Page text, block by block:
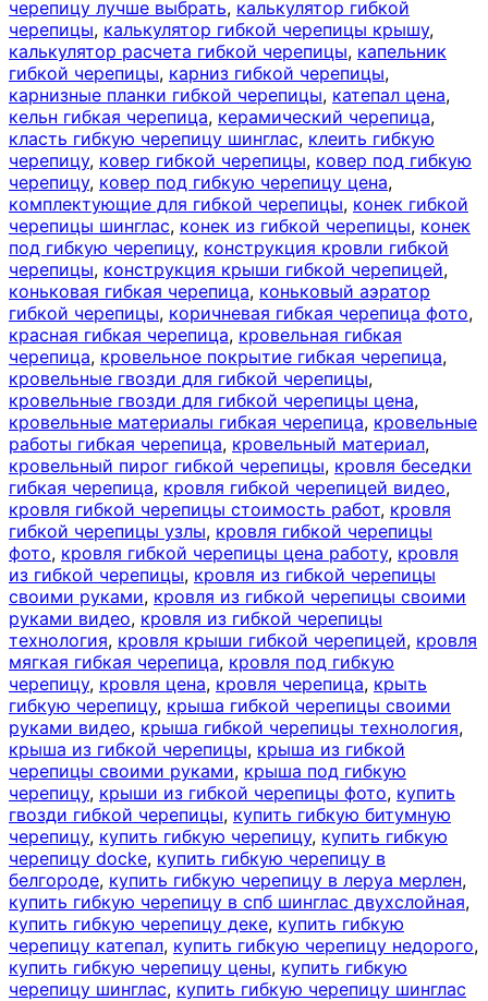
черепицу лучше выбрать, калькулятор гибкой
черепицы, калькулятор гибкой черепицы крышу,
калькулятор расчета гибкой черепицы, капельник
гибкой черепицы, карниз гибкой черепицы,
карнизные планки гибкой черепицы, катепал цена,
кельн гибкая черепица, керамический черепица,
класть гибкую черепицу шинглас, клеить гибкую
черепицу, ковер гибкой черепицы, ковер под гибкую
черепицу, ковер под гибкую черепицу цена,
комплектующие для гибкой черепицы, конек гибкой
черепицы шинглас, конек из гибкой черепицы, конек
под гибкую черепицу, конструкция кровли гибкой
черепицы, конструкция крыши гибкой черепицей,
коньковая гибкая черепица, коньковый аэратор
гибкой черепицы, коричневая гибкая черепица фото,
красная гибкая черепица, кровельная гибкая
черепица, кровельное покрытие гибкая черепица,
кровельные гвозди для гибкой черепицы,
кровельные гвозди для гибкой черепицы цена,
кровельные материалы гибкая черепица, кровельные
работы гибкая черепица, кровельный материал,
кровельный пирог гибкой черепицы, кровля беседки
гибкая черепица, кровля гибкой черепицей видео,
кровля гибкой черепицы стоимость работ, кровля
гибкой черепицы узлы, кровля гибкой черепицы
фото, кровля гибкой черепицы цена работу, кровля
из гибкой черепицы, кровля из гибкой черепицы
своими руками, кровля из гибкой черепицы своими
руками видео, кровля из гибкой черепицы
технология, кровля крыши гибкой черепицей, кровля
мягкая гибкая черепица, кровля под гибкую
черепицу, кровля цена, кровля черепица, крыть
гибкую черепицу, крыша гибкой черепицы своими
руками видео, крыша гибкой черепицы технология,
крыша из гибкой черепицы, крыша из гибкой
черепицы своими руками, крыша под гибкую
черепицу, крыши из гибкой черепицы фото, купить
гвозди гибкой черепицы, купить гибкую битумную
черепицу, купить гибкую черепицу, купить гибкую
черепицу docke, купить гибкую черепицу в
белгороде, купить гибкую черепицу в леруа мерлен,
купить гибкую черепицу в спб шинглас двухслойная,
купить гибкую черепицу деке, купить гибкую
черепицу катепал, купить гибкую черепицу недорого,
купить гибкую черепицу цены, купить гибкую
черепицу шинглас, купить гибкую черепицу шинглас